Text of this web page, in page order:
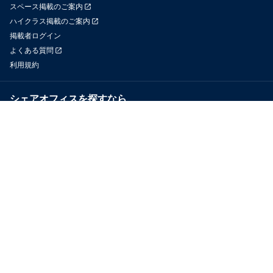
スペース掲載のご案内
ハイクラス掲載のご案内
掲載者ログイン
よくある質問
利用規約
シェアオフィスを探すなら